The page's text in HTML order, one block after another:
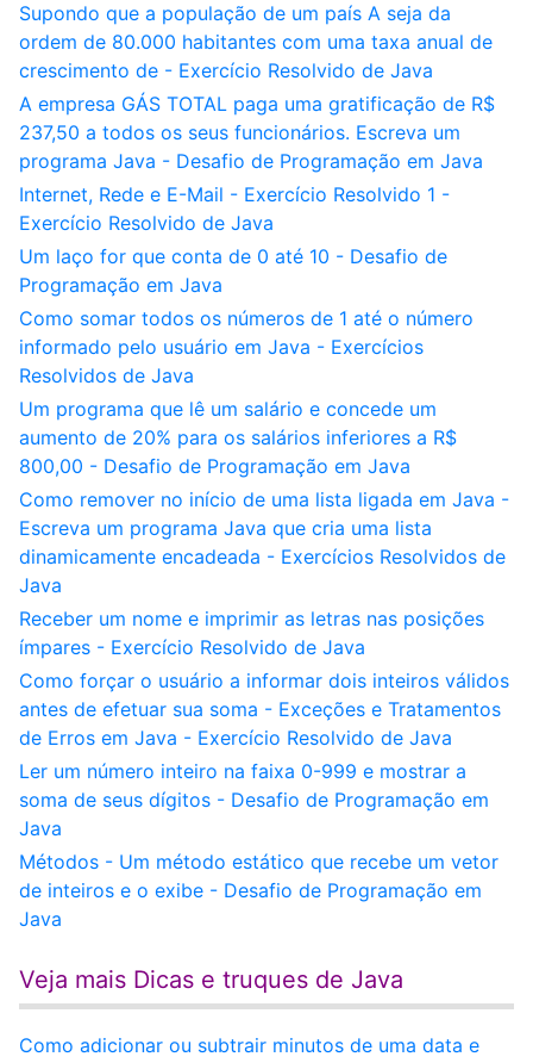
Supondo que a população de um país A seja da
ordem de 80.000 habitantes com uma taxa anual de
crescimento de - Exercício Resolvido de Java
A empresa GÁS TOTAL paga uma gratificação de R$
237,50 a todos os seus funcionários. Escreva um
programa Java - Desafio de Programação em Java
Internet, Rede e E-Mail - Exercício Resolvido 1 -
Exercício Resolvido de Java
Um laço for que conta de 0 até 10 - Desafio de
Programação em Java
Como somar todos os números de 1 até o número
informado pelo usuário em Java - Exercícios
Resolvidos de Java
Um programa que lê um salário e concede um
aumento de 20% para os salários inferiores a R$
800,00 - Desafio de Programação em Java
Como remover no início de uma lista ligada em Java -
Escreva um programa Java que cria uma lista
dinamicamente encadeada - Exercícios Resolvidos de
Java
Receber um nome e imprimir as letras nas posições
ímpares - Exercício Resolvido de Java
Como forçar o usuário a informar dois inteiros válidos
antes de efetuar sua soma - Exceções e Tratamentos
de Erros em Java - Exercício Resolvido de Java
Ler um número inteiro na faixa 0-999 e mostrar a
soma de seus dígitos - Desafio de Programação em
Java
Métodos - Um método estático que recebe um vetor
de inteiros e o exibe - Desafio de Programação em
Java
Veja mais Dicas e truques de Java
Como adicionar ou subtrair minutos de uma data e